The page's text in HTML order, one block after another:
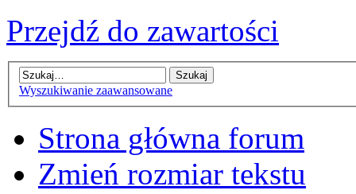
Przejdź do zawartości
Wyszukiwanie zaawansowane
Strona główna forum
Zmień rozmiar tekstu